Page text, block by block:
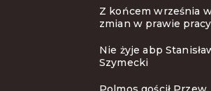
Z końcem września
zmian w prawie
Nie żyje abp
Szymecki